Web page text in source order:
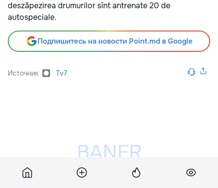
deszăpezirea drumurilor sînt antrenate 20 de
autospeciale.
Подпишитесь на новости Point.md в Google
Источник Tv7